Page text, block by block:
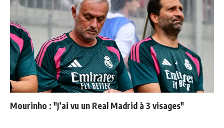
Mourinho : "J’ai vu un Real Madrid à 3 visages"